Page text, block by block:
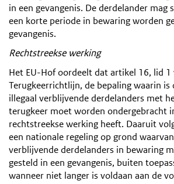
in een gevangenis. De derdelander mag
een korte periode in bewaring worden
gevangenis.
Rechtstreekse werking
Het EU-Hof oordeelt dat artikel 16, lid 1
Terugkeerrichtlijn, de bepaling waarin is
illegaal verblijvende derdelanders met
terugkeer moet worden ondergebracht
rechtstreekse werking heeft. Daaruit
een nationale regeling op grond
verblijvende derdelanders in bewaring
gesteld in een gevangenis, buiten
wanneer niet langer is voldaan aan de